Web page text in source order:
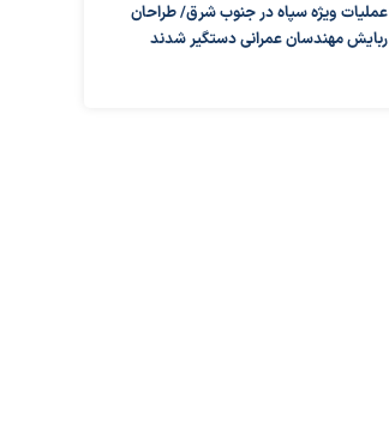
عملیات ویژه سپاه در جنوب شرق/ طراحان
ربایش مهندسان عمرانی دستگیر شدند